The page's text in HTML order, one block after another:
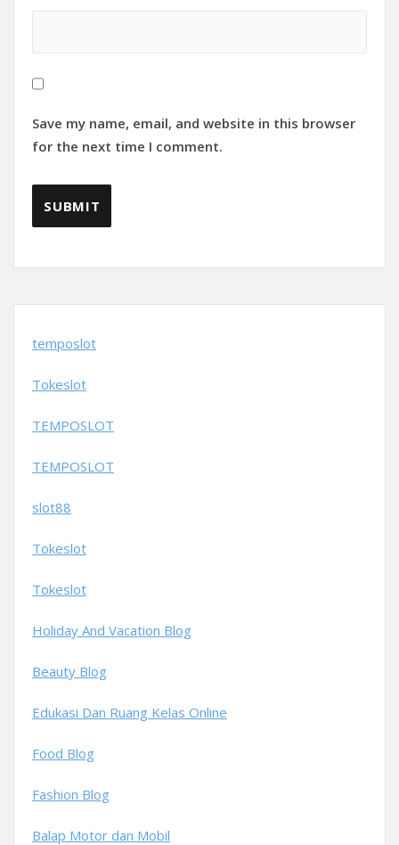
Save my name, email, and website in this browser
for the next time I comment.
temposlot
Tokeslot
TEMPOSLOT
TEMPOSLOT
slot88
Tokeslot
Tokeslot
Holiday And Vacation Blog
Beauty Blog
Edukasi Dan Ruang Kelas Online
Food Blog
Fashion Blog
Balap Motor dan Mobil